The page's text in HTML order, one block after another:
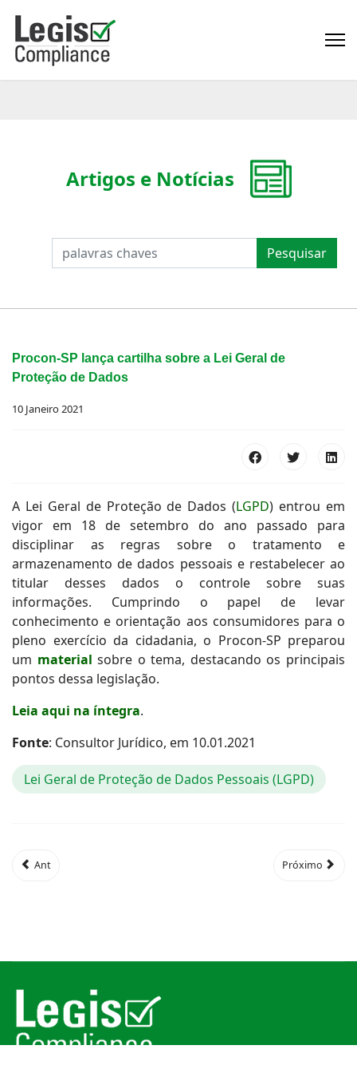
PESQUISAR Pesquisar
Artigos e Notícias
Procon-SP lança cartilha sobre a Lei Geral de
Proteção de Dados
10 Janeiro 2021
A Lei Geral de Proteção de Dados (LGPD) entrou em
vigor em 18 de setembro do ano passado para
disciplinar as regras sobre o tratamento e
armazenamento de dados pessoais e restabelecer ao
titular desses dados o controle sobre suas
informações. Cumprindo o papel de levar
conhecimento e orientação aos consumidores para o
pleno exercício da cidadania, o Procon-SP preparou
um material sobre o tema, destacando os principais
pontos dessa legislação.
Leia aqui na íntegra.
Fonte: Consultor Jurídico, em 10.01.2021
Lei Geral de Proteção de Dados Pessoais (LGPD)
Ant Próximo